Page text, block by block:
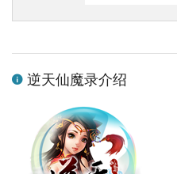
逆天仙魔录介绍